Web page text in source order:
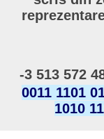
-3 513 572
0011 1101
1010